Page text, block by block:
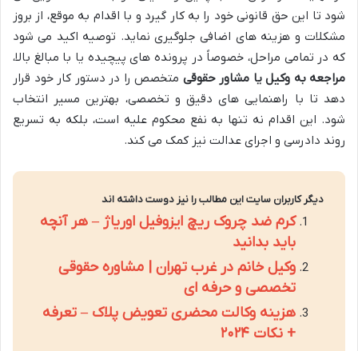
شود تا این حق قانونی خود را به کار گیرد و با اقدام به موقع، از بروز
مشکلات و هزینه های اضافی جلوگیری نماید. توصیه اکید می شود
که در تمامی مراحل، خصوصاً در پرونده های پیچیده یا با مبالغ بالا،
مراجعه به وکیل یا مشاور حقوقی متخصص را در دستور کار خود قرار
دهد تا با راهنمایی های دقیق و تخصصی، بهترین مسیر انتخاب
شود. این اقدام نه تنها به نفع محکوم علیه است، بلکه به تسریع
روند دادرسی و اجرای عدالت نیز کمک می کند.
دیگر کاربران سایت این مطالب را نیز دوست داشته اند
کرم ضد چروک ریچ ایزوفیل اوریاژ – هر آنچه
باید بدانید
وکیل خانم در غرب تهران | مشاوره حقوقی
تخصصی و حرفه ای
هزینه وکالت محضری تعویض پلاک – تعرفه
+ نکات ۲۰۲۴